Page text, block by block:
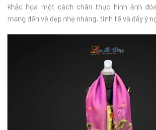
khắc họa một cách chân thực hình ảnh
mang đến vẻ đẹp nhẹ nhàng, tinh tế và đầy ý